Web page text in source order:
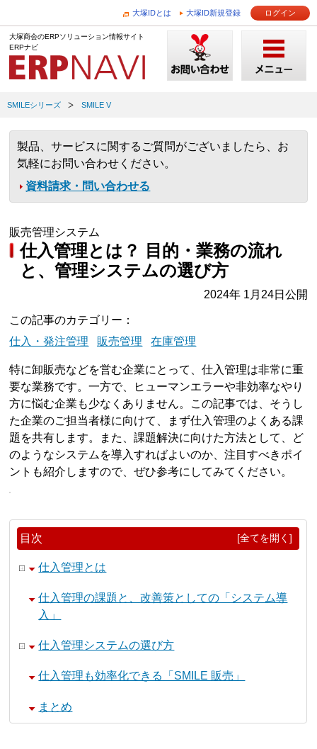
大塚IDとは 大塚ID新規登録 ログイン
大塚商会のERPソリューション情報サイト
ERPナビ
SMILEシリーズ SMILE V
製品、サービスに関するご質問がございましたら、お
気軽にお問い合わせください。
資料請求・問い合わせる
販売管理システム
仕入管理とは？ 目的・業務の流れ
と、管理システムの選び方
2024年 1月24日公開
この記事のカテゴリー
仕入・発注管理
販売管理 在庫管理
特に卸販売などを営む企業にとって、仕入管理は非常に重
要な業務です。一方で、ヒューマンエラーや非効率なやり
方に悩む企業も少なくありません。この記事では、そうし
た企業のご担当者様に向けて、まず仕入管理のよくある課
題を共有します。また、課題解決に向けた方法として、ど
のようなシステムを導入すればよいのか、注目すべきポイ
ントも紹介しますので、ぜひ参考にしてみてください。
目次 [全てを開く]
仕入管理とは
仕入管理の課題と、改善策としての「システム導
入」
仕入管理システムの選び方
仕入管理も効率化できる「SMILE 販売」
まとめ